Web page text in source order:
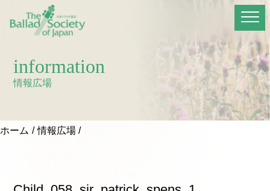
information
情報広場
ホーム 情報広場